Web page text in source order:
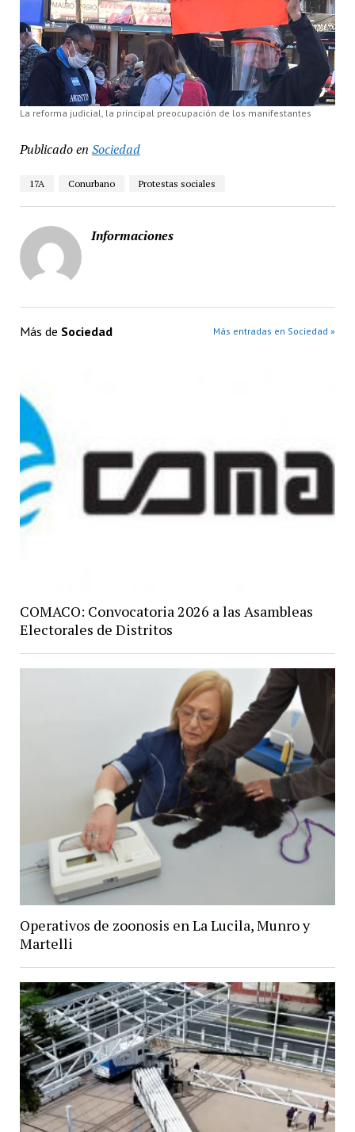
La reforma judicial, la principal preocupación de los manifestantes
Publicado en Sociedad
17A Conurbano Protestas sociales
Informaciones
Más de Sociedad Más entradas en Sociedad »
COMACO: Convocatoria 2026 a las Asambleas
Electorales de Distritos
Operativos de zoonosis en La Lucila, Munro y
Martelli